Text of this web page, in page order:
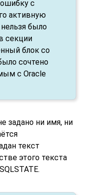
с
активную
было
секции
блок со
сочтено
с Oracle
задано ни имя, ни
текст
этого текста